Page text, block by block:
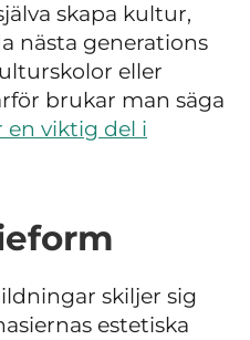
skapa kultur,
nästa generations
eller
brukar man säga
en viktig del i
skiljer sig
estetiska